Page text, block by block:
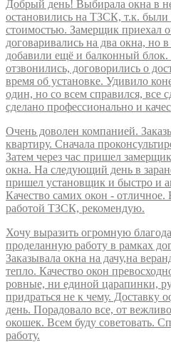
Добрый день! Выбирала окна в
остановились на ТЗСК, т.к.
стоимостью. Замерщик приехал
договаривались на два окна, но
добавили ещё и балконный блок.
отзвонились, договорились о
время об установке. Удивило
один, но со всем справился, все
сделано профессионально и
Очень доволен компанией.
квартиру. Сначала
Затем через час пришел
окна. На следующий день в
пришел установщик и быстро и
Качество самих окон -
работой ТЗСК, рекомендую.
Хочу выразить огромную
проделанную работу в рамках
Заказывала окна на дачу,на
тепло. Качество окон
ровные, ни единой царапинки,
придраться не к чему. Доставку
день. Порадовало все, от
окошек. Всем буду советовать.
работу.